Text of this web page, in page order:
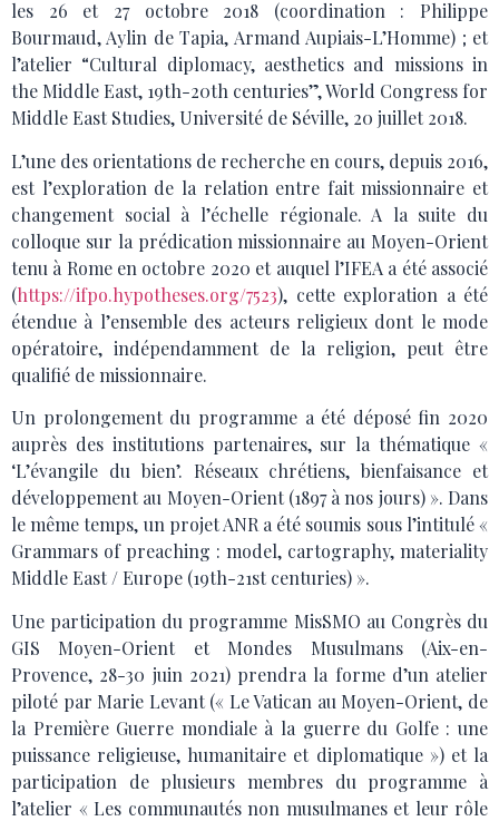
les 26 et 27 octobre 2018 (coordination : Philippe
Bourmaud, Aylin de Tapia, Armand Aupiais-L’Homme) ; et
l’atelier “Cultural diplomacy, aesthetics and missions in
the Middle East, 19th-20th centuries”, World Congress for
Middle East Studies, Université de Séville, 20 juillet 2018.
L’une des orientations de recherche en cours, depuis 2016,
est l’exploration de la relation entre fait missionnaire et
changement social à l’échelle régionale. A la suite du
colloque sur la prédication missionnaire au Moyen-Orient
tenu à Rome en octobre 2020 et auquel l’IFEA a été associé
(https://ifpo.hypotheses.org/7523), cette exploration a été
étendue à l’ensemble des acteurs religieux dont le mode
opératoire, indépendamment de la religion, peut être
qualifié de missionnaire.
Un prolongement du programme a été déposé fin 2020
auprès des institutions partenaires, sur la thématique «
‘L’évangile du bien’. Réseaux chrétiens, bienfaisance et
développement au Moyen-Orient (1897 à nos jours) ». Dans
le même temps, un projet ANR a été soumis sous l’intitulé «
Grammars of preaching : model, cartography, materiality
Middle East / Europe (19th-21st centuries) ».
Une participation du programme MisSMO au Congrès du
GIS Moyen-Orient et Mondes Musulmans (Aix-en-
Provence, 28-30 juin 2021) prendra la forme d’un atelier
piloté par Marie Levant (« Le Vatican au Moyen-Orient, de
la Première Guerre mondiale à la guerre du Golfe : une
puissance religieuse, humanitaire et diplomatique ») et la
participation de plusieurs membres du programme à
l’atelier « Les communautés non musulmanes et leur rôle